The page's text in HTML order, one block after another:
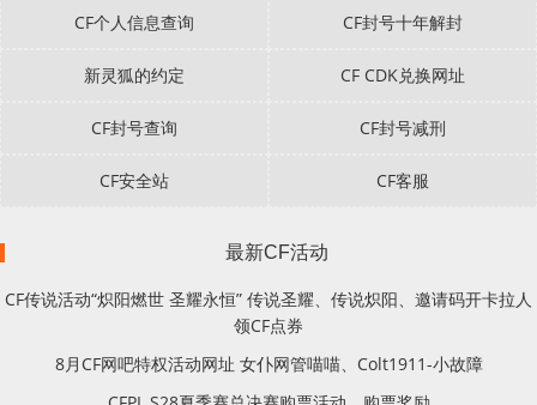
CF个人信息查询 CF封号十年解封
新灵狐的约定 CF CDK兑换网址
CF封号查询 CF封号减刑
CF安全站 CF客服
最新CF活动
CF传说活动“炽阳燃世 圣耀永恒” 传说圣耀、传说炽阳、邀请码开卡拉人
领CF点券
8月CF网吧特权活动网址 女仆网管喵喵、Colt1911-小故障